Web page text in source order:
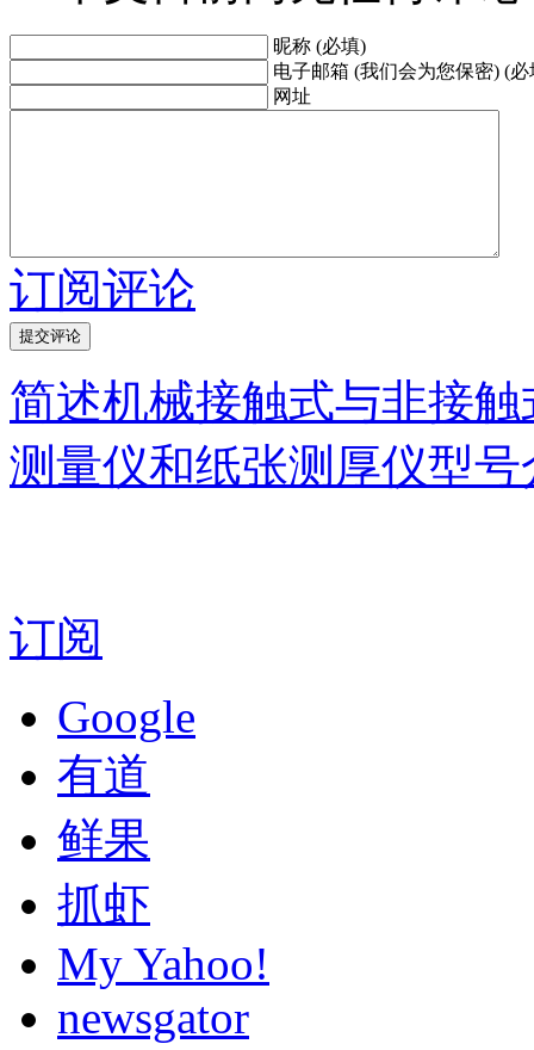
昵称 (必填)
电子邮箱 (我们会为您保密) (必
网址
订阅评论
简述机械接触式与非接
测量仪和纸张测厚仪型号
订阅
Google
有道
鲜果
抓虾
My Yahoo!
newsgator